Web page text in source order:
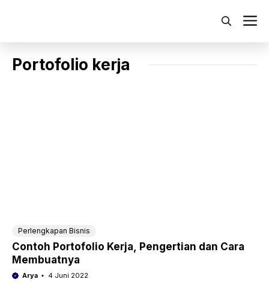
Portofolio kerja
Perlengkapan Bisnis
Contoh Portofolio Kerja, Pengertian dan Cara
Membuatnya
Arya 4 Juni 2022